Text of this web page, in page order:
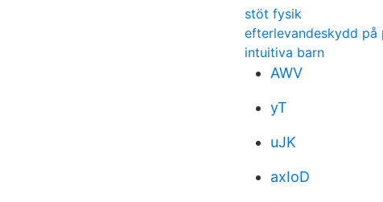
stöt fysik
efterlevandeskydd på
intuitiva barn
AWV
yT
uJK
axIoD